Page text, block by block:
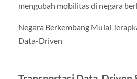
mengubah mobilitas di negara
Negara Berkembang Mulai
Data-Driven